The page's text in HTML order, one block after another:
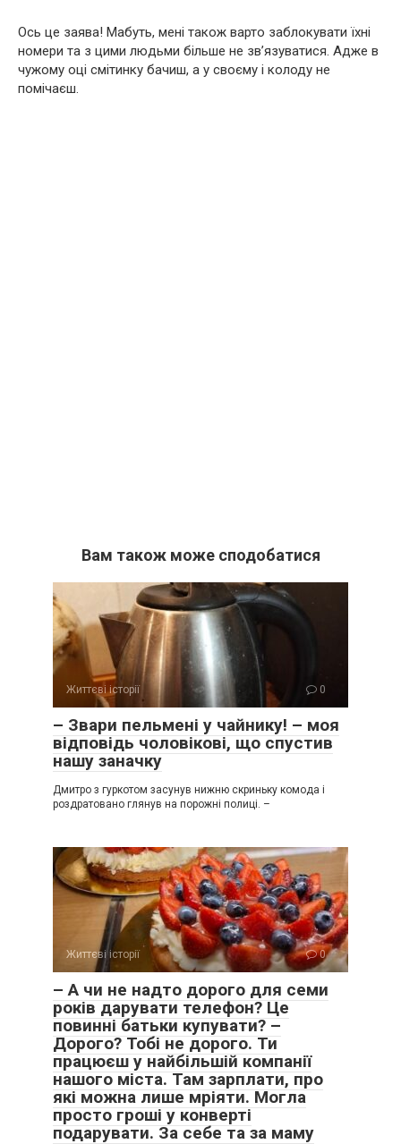
Ось це заява! Мабуть, мені також варто заблокувати їхні
номери та з цими людьми більше не зв’язуватися. Адже в
чужому оці смітинку бачиш, а у своєму і колоду не
помічаєш.
Вам також може сподобатися
Життєві історії 0
– Звари пельмені у чайнику! – моя
відповідь чоловікові, що спустив
нашу заначку
Дмитро з гуркотом засунув нижню скриньку комода і
роздратовано глянув на порожні полиці. –
Життєві історії 0
– А чи не надто дорого для семи
років дарувати телефон? Це
повинні батьки купувати? –
Дорого? Тобі не дорого. Ти
працюєш у найбільшій компанії
нашого міста. Там зарплати, про
які можна лише мріяти. Могла
просто гроші у конверті
подарувати. За себе та за маму